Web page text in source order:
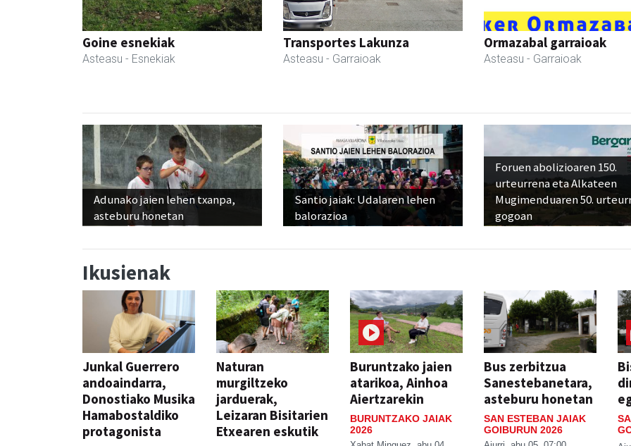
Goine esnekiak
Asteasu - Esnekiak
Transportes Lakunza
Asteasu - Garraioak
Ormazabal garraioak
Asteasu - Garraioak
Adunako jaien lehen txanpa,
asteburu honetan
Santio jaiak: Udalaren lehen
balorazioa
Foruen abolizioaren 150.
urteurrena eta Alkateen
Mugimenduaren 50.
gogoan
Ikusienak
Junkal Guerrero
andoaindarra,
Donostiako Musika
Hamabostaldiko
protagonista
Naturan
murgiltzeko
jarduerak,
Leizaran Bisitarien
Etxearen eskutik
Buruntzako jaien
atarikoa, Ainhoa
Aiertzarekin
BURUNTZAKO JAIAK
2026
Bus zerbitzua
Sanestebanetara,
asteburu honetan
SAN ESTEBAN JAIAK
GOIBURUN 2026